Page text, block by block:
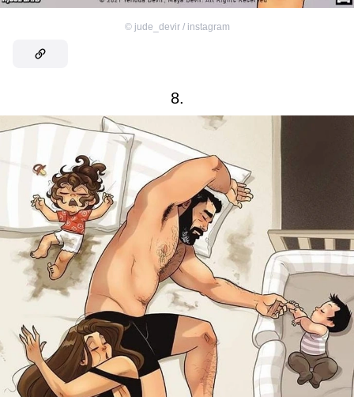
© jude_devir / instagram
8.